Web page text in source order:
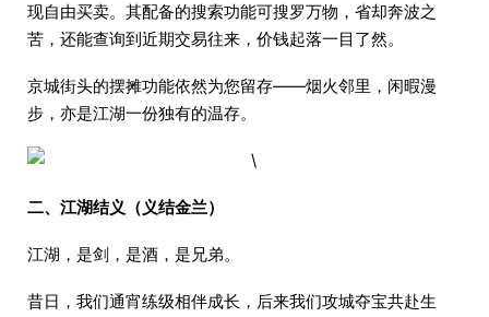
现自由买卖。其配备的搜索功能可搜罗万物，省却奔波之
苦，还能查询到近期交易往来，价钱起落一目了然。
京城街头的摆摊功能依然为您留存——烟火邻里，闲暇漫
步，亦是江湖一份独有的温存。
二、江湖结义（义结金兰）
江湖，是剑，是酒，是兄弟。
昔日，我们通宵练级相伴成长，后来我们攻城夺宝共赴生